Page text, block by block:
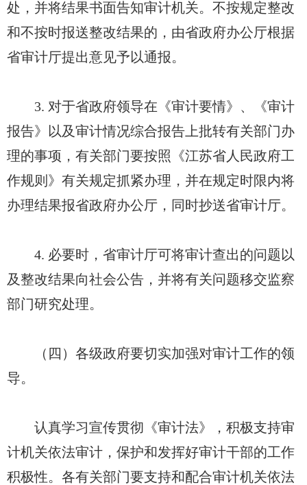
处，并将结果书面告知审计机关。不按规定整改
和不按时报送整改结果的，由省政府办公厅根据
省审计厅提出意见予以通报。
3. 对于省政府领导在《审计要情》、《审计
报告》以及审计情况综合报告上批转有关部门办
理的事项，有关部门要按照《江苏省人民政府工
作规则》有关规定抓紧办理，并在规定时限内将
办理结果报省政府办公厅，同时抄送省审计厅。
4. 必要时，省审计厅可将审计查出的问题以
及整改结果向社会公告，并将有关问题移交监察
部门研究处理。
（四）各级政府要切实加强对审计工作的领
导。
认真学习宣传贯彻《审计法》，积极支持审
计机关依法审计，保护和发挥好审计干部的工作
积极性。各有关部门要支持和配合审计机关依法